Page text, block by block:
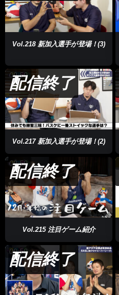
Vol.218 新加入選手が登場！(3)
09:50
配信終了
Vol.217 新加入選手が登場！(2)
09:50
配信終了
Vol.215 注目ゲーム紹介
09:50
配信終了